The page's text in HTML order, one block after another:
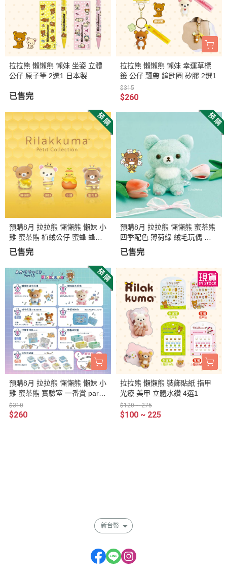
拉拉熊 懶懶熊 懶妹 坐姿 立體
公仔 原子筆 2選1 日本製
已售完
拉拉熊 懶懶熊 懶妹 幸運草標
籤 公仔 飄帶 鑰匙圈 矽膠 2選1
$315
$260
預購8月 拉拉熊 懶懶熊 懶妹 小
雞 蜜茶熊 植絨公仔 蜜蜂 蜂蜜
4選1
已售完
預購8月 拉拉熊 懶懶熊 蜜茶熊
四季配色 薄荷綠 絨毛玩偶 娃
娃 坐姿
已售完
預購8月 拉拉熊 懶懶熊 懶妹 小
雞 蜜茶熊 實驗室 一番賞 part.1
3 第二箱
$310
$260
拉拉熊 懶懶熊 裝飾貼紙 指甲
光療 美甲 立體水鑽 4選1
$120 ~ 275
$100 ~ 225
新台幣